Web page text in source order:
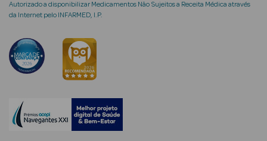
Protetores
After Sun
Bronzeadores
Autobronzeadores
Autorizado a disponibilizar Medicamentos Não Sujeitos a Receita Médica através
da Internet pelo INFARMED, I.P.